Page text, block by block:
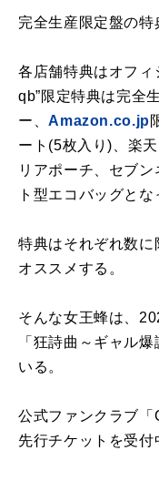
完全生産限定盤の特
各店舗特典はオフィ
qb”限定特典は完全
ー、Amazon.co.jp
ート (5枚入り) 、楽
リアポーチ、セブ
ト型エコバッグとな
特典はそれぞれ数
オススメする。
そんな女王蜂は、
「狂詩曲～ギャル
いる。
公式ファンクラブ「
先行チケットを受付